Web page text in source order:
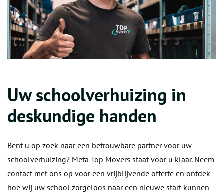
Uw schoolverhuizing in
deskundige handen
Bent u op zoek naar een betrouwbare partner voor uw
schoolverhuizing? Meta Top Movers staat voor u klaar. Neem
contact met ons op voor een vrijblijvende offerte en ontdek
hoe wij uw school zorgeloos naar een nieuwe start kunnen